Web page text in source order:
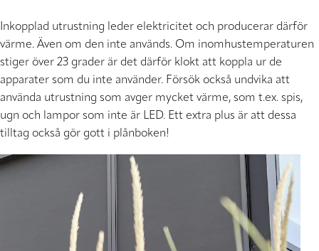
Inkopplad utrustning leder elektricitet och producerar därför
värme. Även om den inte används. Om inomhustemperaturen
stiger över 23 grader är det därför klokt att koppla ur de
apparater som du inte använder. Försök också undvika att
använda utrustning som avger mycket värme, som t.ex. spis,
ugn och lampor som inte är LED. Ett extra plus är att dessa
tilltag också gör gott i plånboken!